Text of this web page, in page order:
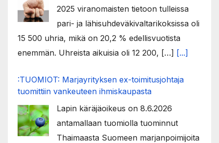
2025 viranomaisten tietoon tulleissa
pari- ja lähisuhdeväkivaltarikoksissa oli
15 500 uhria, mikä on 20,2 % edellisvuotista
enemmän. Uhreista aikuisia oli 12 200, […] [...]
:TUOMIOT: Marjayrityksen ex-toimitusjohtaja
tuomittiin vankeuteen ihmiskaupasta
Lapin käräjäoikeus on 8.6.2026
antamallaan tuomiolla tuominnut
Thaimaasta Suomeen marjanpoimijoita